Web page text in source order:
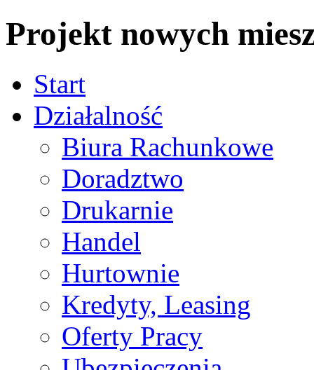
Projekt nowych
Start
Działalność
Biura Rachunkowe
Doradztwo
Drukarnie
Handel
Hurtownie
Kredyty, Leasing
Oferty Pracy